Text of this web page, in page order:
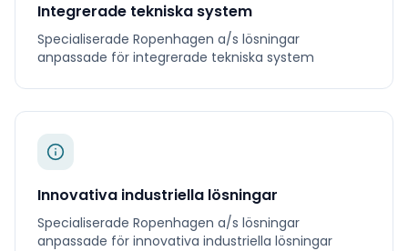
Integrerade tekniska system
Specialiserade Ropenhagen a/s lösningar
anpassade för integrerade tekniska system
Innovativa industriella lösningar
Specialiserade Ropenhagen a/s lösningar
anpassade för innovativa industriella lösningar